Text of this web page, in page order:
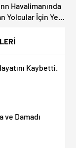
Kaybetti.
ve Damadı
Havalimanında
Yolcular İçin Yeni